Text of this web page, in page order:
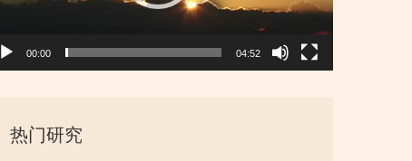
00:00 04:52
热门研究